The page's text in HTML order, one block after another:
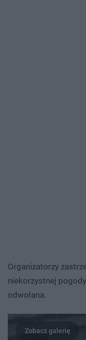
Organizatorzy
niekorzystnej pogody
odwołana.